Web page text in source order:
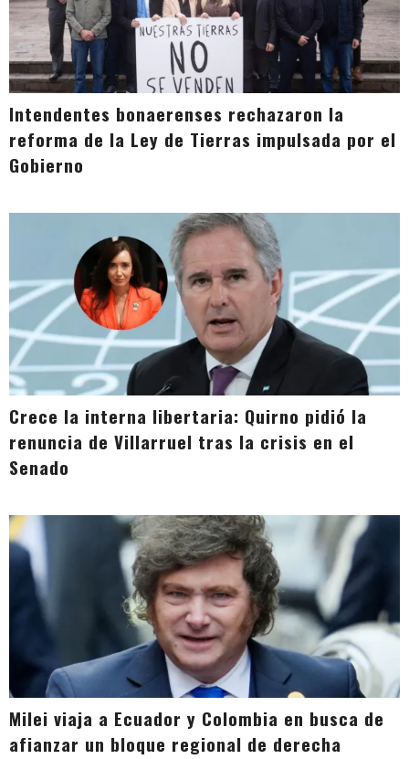
Intendentes bonaerenses rechazaron la
reforma de la Ley de Tierras impulsada por el
Gobierno
Crece la interna libertaria: Quirno pidió la
renuncia de Villarruel tras la crisis en el
Senado
Milei viaja a Ecuador y Colombia en busca de
afianzar un bloque regional de derecha